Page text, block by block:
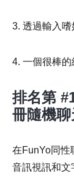
3. 透過輸入嗜
4. 一個很棒的
排名第
冊隨機聊
在FunYo同性
音訊視訊和文